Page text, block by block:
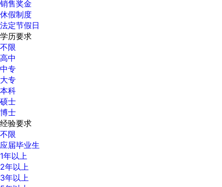
销售奖金
休假制度
法定节假日
学历要求
不限
高中
中专
大专
本科
硕士
博士
经验要求
不限
应届毕业生
1年以上
2年以上
3年以上